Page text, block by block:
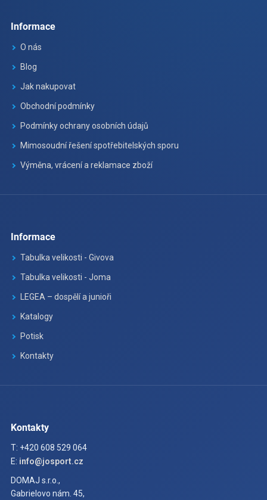
Informace
O nás
Blog
Jak nakupovat
Obchodní podmínky
Podmínky ochrany osobních údajů
Mimosoudní řešení spotřebitelských sporu
Výměna, vrácení a reklamace zboží
Informace
Tabulka velikosti - Givova
Tabulka velikosti - Joma
LEGEA – dospělí a junioři
Katalogy
Potisk
Kontakty
Kontakty
T: +420 608 529 064
E: info@josport.cz
DOMAJ s.r.o.,
Gabrielovo nám. 45,